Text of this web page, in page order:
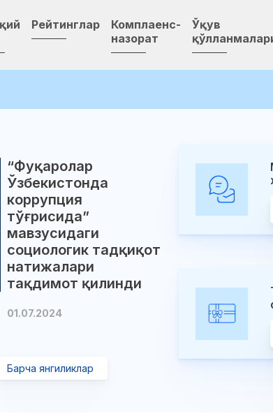
Рейтинглар
Комплаенс-
назорат
Ўқув
“Фуқаролар
Ўзбекистонда
коррупция
тўғрисида”
мавзусидаги
социологик тадқиқот
натижалари
тақдимот қилинди
01.07.2024
Барча янгиликлар